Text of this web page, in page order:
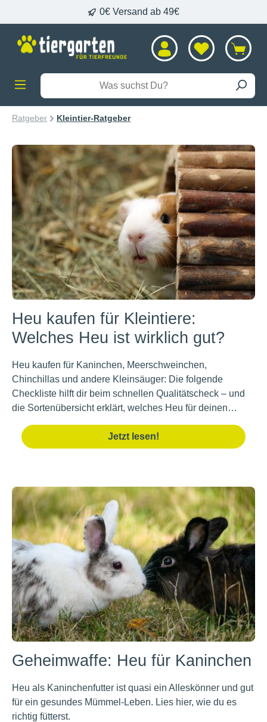
0€ Versand ab 49€
Ratgeber Kleintier-Ratgeber
Heu kaufen für Kleintiere:
Welches Heu ist wirklich gut?
Heu kaufen für Kaninchen, Meerschweinchen,
Chinchillas und andere Kleinsäuger: Die folgende
Checkliste hilft dir beim schnellen Qualitätscheck – und
die Sortenübersicht erklärt, welches Heu für deinen…
Jetzt lesen!
Geheimwaffe: Heu für Kaninchen
Heu als Kaninchenfutter ist quasi ein Alleskönner und gut
für ein gesundes Mümmel-Leben. Lies hier, wie du es
richtig fütterst.